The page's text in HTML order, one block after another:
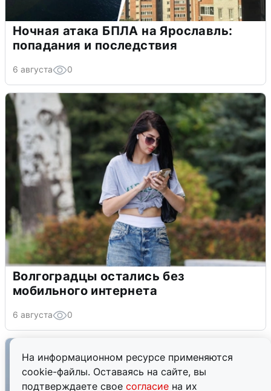
На информационном ресурсе применяются
cookie-файлы. Оставаясь на сайте, вы
подтверждаете свое согласие на их
Ночная атака БПЛА на Ярославль:
попадания и последствия
6 августа 0
Волгоградцы остались без
мобильного интернета
6 августа 0